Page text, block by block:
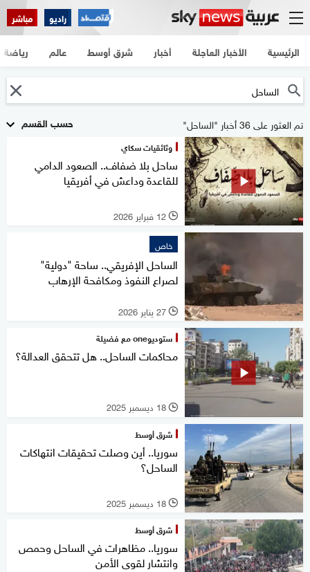
راديو مباشر
الرئيسية الأخبار العاجلة أخبار شرق أوسط عالم رياضة
حسب القسم تم العثور على 36 أخبار "الساحل"
وثائقيات سكاي
ساحل بلا ضفاف.. الصعود الدامي
للقاعدة وداعش في أفريقيا
l 12 فبراير 2026
خاص
الساحل الإفريقي.. ساحة "دولية"
لصراع النفوذ ومكافحة الإرهاب
l 27 يناير 2026
ستوديوone مع فضيلة
محاكمات الساحل.. هل تتحقق العدالة؟
l 18 ديسمبر 2025
شرق أوسط
سوريا.. أين وصلت تحقيقات انتهاكات
الساحل؟
l 18 ديسمبر 2025
شرق أوسط
سوريا.. مظاهرات في الساحل وحمص
وانتشار لقوى الأمن